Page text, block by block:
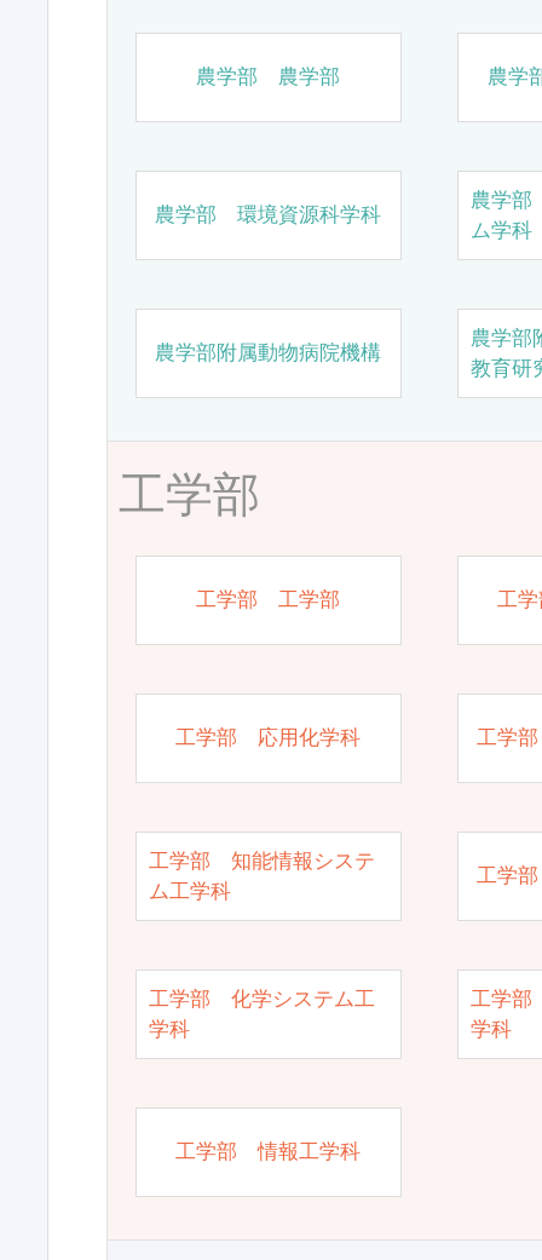
農学部 農学部 農学
農学部 環境資源科学科
農学
ム学科
農学部附属動物病院機構
農学部
教育研
工学部
工学部 工学部 工
工学部 応用化学科 工学
工学部 知能情報システ
ム工学科
工学
工学部 化学システム工
学科
工学部
学科
工学部 情報工学科